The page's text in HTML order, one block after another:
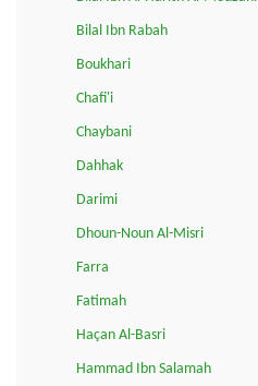
Bilal Ibn Rabah
Boukhari
Chafi'i
Chaybani
Dahhak
Darimi
Dhoun-Noun Al-Misri
Farra
Fatimah
Haçan Al-Basri
Hammad Ibn Salamah